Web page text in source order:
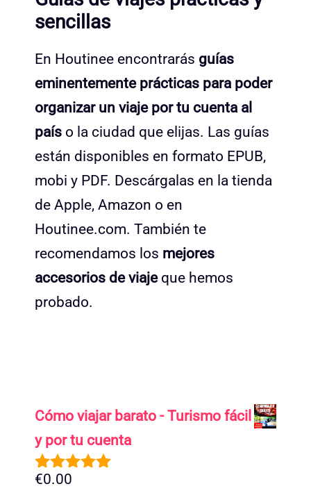
sencillas
En Houtinee encontrarás guías
eminentemente prácticas para poder
organizar un viaje por tu cuenta al
país o la ciudad que elijas. Las guías
están disponibles en formato EPUB,
mobi y PDF. Descárgalas en la tienda
de Apple, Amazon o en
Houtinee.com. También te
recomendamos los mejores
accesorios de viajeque hemos
probado.
Cómo viajar barato - Turismo fácil
y por tu cuenta
5.00de 5
€0.00